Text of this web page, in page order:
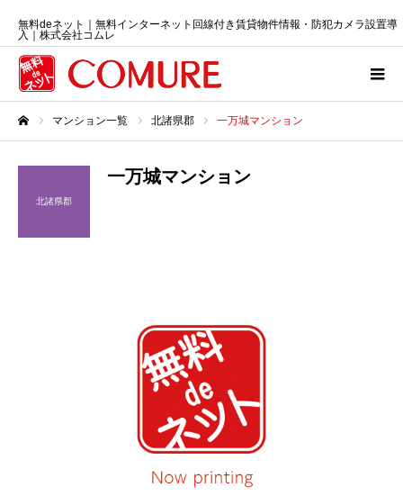
無料deネット｜無料インターネット回線付き賃貸物件情報・防犯カメラ設置導
入｜株式会社コムレ
マンション一覧 北諸県郡 一万城マンション
北諸県郡
一万城マンション